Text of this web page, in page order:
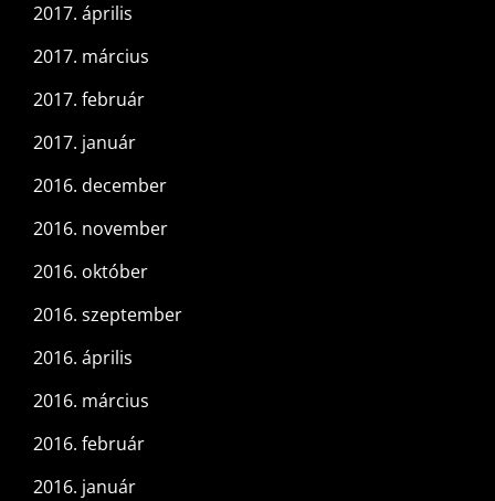
2017. április
2017. március
2017. február
2017. január
2016. december
2016. november
2016. október
2016. szeptember
2016. április
2016. március
2016. február
2016. január